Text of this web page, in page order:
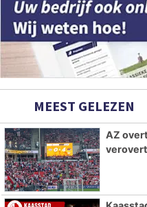
MEEST GELEZEN
AZ